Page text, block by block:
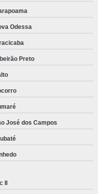
Odessa
Preto
José dos Campos
II